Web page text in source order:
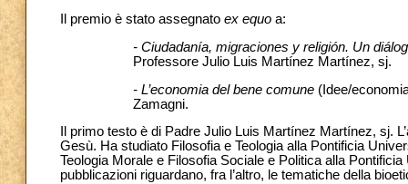
Il premio è stato assegnato ex equo a:
- Ciudadanía, migraciones y religión. Un
Professore Julio Luis Martínez Martínez, sj.
- L’economia del bene comune (Idee/
Zamagni.
Il primo testo è di Padre Julio Luis Martínez Martínez, sj.
Gesù. Ha studiato Filosofia e Teologia alla Pontificia
Teologia Morale e Filosofia Sociale e Politica alla
pubblicazioni riguardano, fra l’altro, le tematiche della